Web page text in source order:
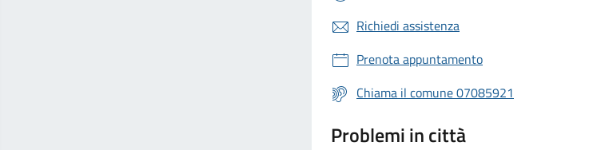
Richiedi assistenza
Prenota appuntamento
Chiama il comune 07085921
Problemi in città